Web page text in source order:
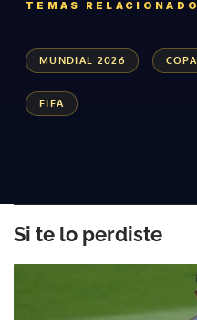
TEMAS
MUNDIAL 2026
FIFA
Si te lo perdiste